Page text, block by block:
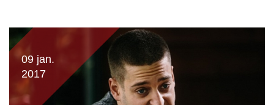
09 jan.
2017